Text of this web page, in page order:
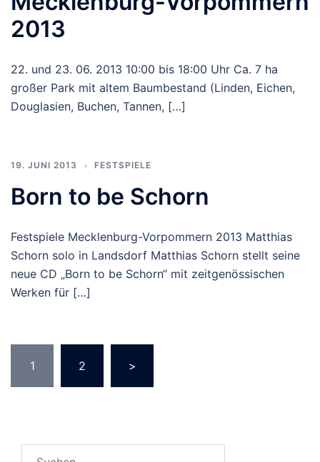
2013
22. und 23. 06. 2013 10:00 bis 18:00 Uhr Ca. 7 ha
großer Park mit altem Baumbestand (Linden, Eichen,
Douglasien, Buchen, Tannen, […]
19. JUNI 2013 FESTSPIELE
Born to be Schorn
Festspiele Mecklenburg-Vorpommern 2013 Matthias
Schorn solo in Landsdorf Matthias Schorn stellt seine
neue CD „Born to be Schorn“ mit zeitgenössischen
Werken für […]
der
Beiträge
1 2 >